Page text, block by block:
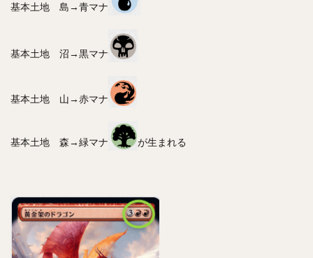
基本土地 島→青マナ
基本土地 沼→黒マナ
基本土地 山→赤マナ
基本土地 森→緑マナ が生まれる